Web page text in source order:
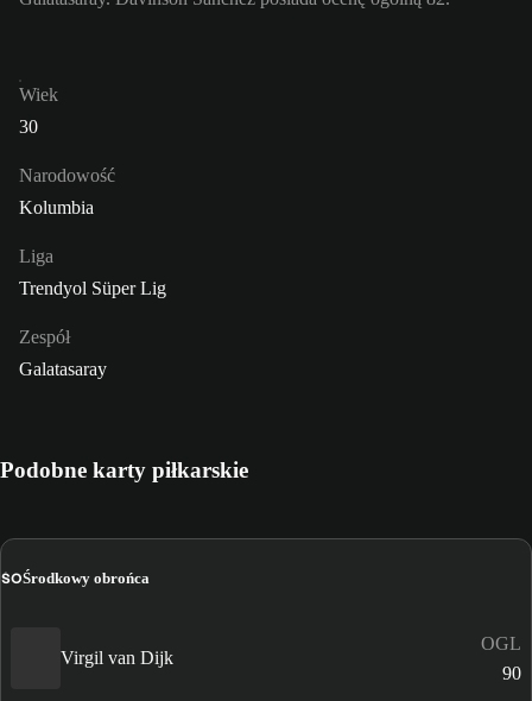
Wiek
30
Narodowość
Kolumbia
Liga
Trendyol Süper Lig
Zespół
Galatasaray
Podobne karty piłkarskie
ŚOŚrodkowy obrońca
Virgil van Dijk
OGL
90